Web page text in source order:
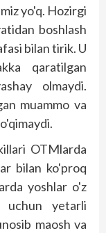
yo'q. Hozirgi
boshlash
bilan tirik. U
qaratilgan
olmaydi.
muammo va
OTMlarda
bilan ko'proq
yoshlar o'z
uchun yetarli
maosh va